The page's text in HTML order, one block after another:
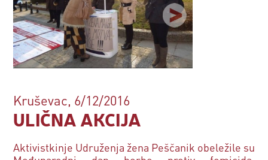
Kruševac, 6/12/2016
ULIČNA AKCIJA
Aktivistkinje Udruženja žena Peščanik obeležile su